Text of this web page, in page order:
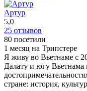
Aртур
5,0
25 отзывов
80 посетили
1 месяц на Трипстере
Я живу во Вьетнаме с
Далату и югу Вьетнама
стране: история,